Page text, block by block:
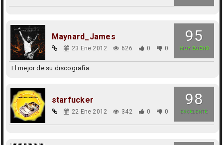
95
MUY BUENO
Maynard_James
23 Ene 2012 626 0 0
El mejor de su discografía.
98
EXCELENTE
starfucker
22 Ene 2012 342 0 0